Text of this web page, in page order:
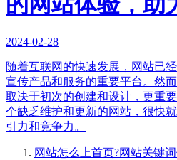
2024-02-28
随着互联网的快速发展，网站已
宣传产品和服务的重要平台。然
取决于初次的创建和设计，更重
个缺乏维护和更新的网站，很快
引力和竞争力。
网站怎么上首页?网站关键